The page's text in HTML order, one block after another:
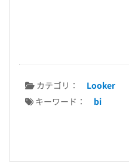
カテゴリ：
Looker
キーワード：
bi